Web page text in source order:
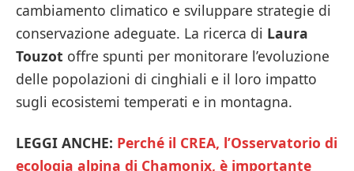
cambiamento climatico e sviluppare strategie di
conservazione adeguate. La ricerca di Laura
Touzot offre spunti per monitorare l’evoluzione
delle popolazioni di cinghiali e il loro impatto
sugli ecosistemi temperati e in montagna.
LEGGI ANCHE: Perché il CREA, l’Osservatorio di
ecologia alpina di Chamonix, è importante